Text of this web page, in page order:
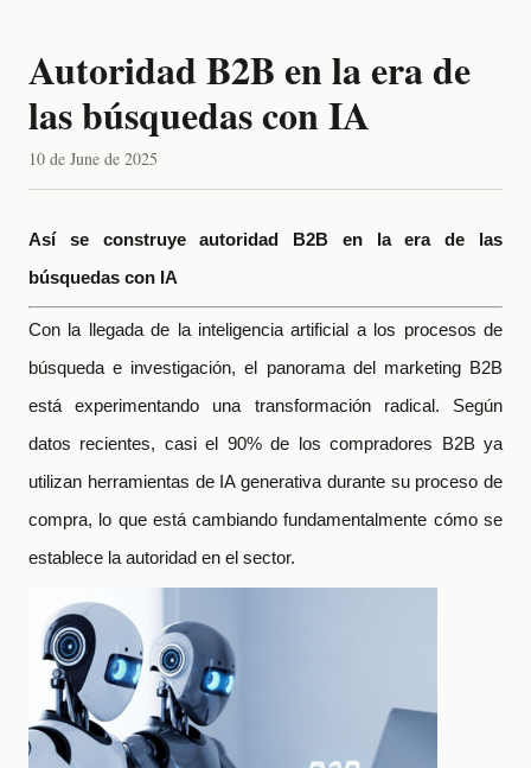
Autoridad B2B en la era de
las búsquedas con IA
10 de June de 2025
Así se construye autoridad B2B en la era de las
búsquedas con IA
Con la llegada de la inteligencia artificial a los procesos de
búsqueda e investigación, el panorama del marketing B2B
está experimentando una transformación radical. Según
datos recientes, casi el 90% de los compradores B2B ya
utilizan herramientas de IA generativa durante su proceso de
compra, lo que está cambiando fundamentalmente cómo se
establece la autoridad en el sector.